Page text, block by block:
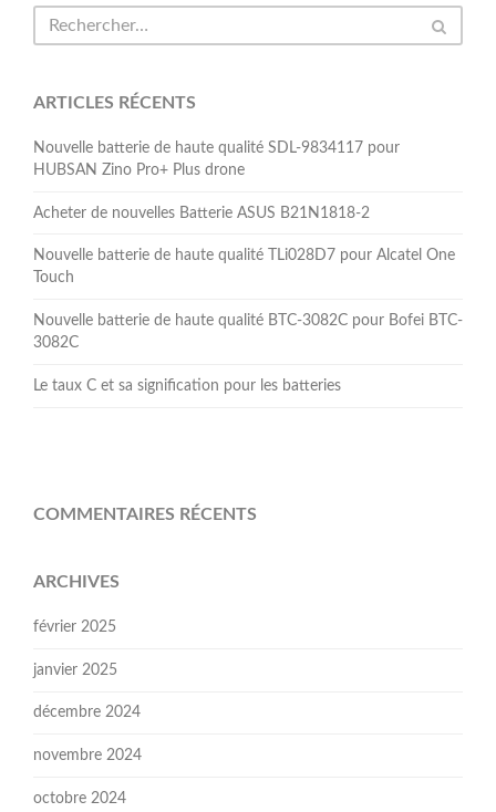
ARTICLES RÉCENTS
Nouvelle batterie de haute qualité SDL-9834117 pour
HUBSAN Zino Pro+ Plus drone
Acheter de nouvelles Batterie ASUS B21N1818-2
Nouvelle batterie de haute qualité TLi028D7 pour Alcatel One
Touch
Nouvelle batterie de haute qualité BTC-3082C pour Bofei BTC-
3082C
Le taux C et sa signification pour les batteries
COMMENTAIRES RÉCENTS
ARCHIVES
février 2025
janvier 2025
décembre 2024
novembre 2024
octobre 2024